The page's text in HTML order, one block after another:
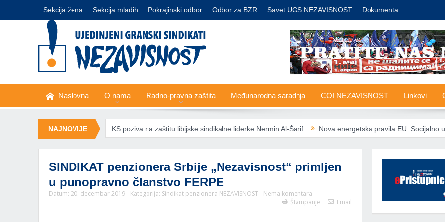
Sekcija žena Sekcija mladih Pokrajinski odbor Odbor za BZR Savet UGS NEZAVISNOST Dokumenta
Naslovna O nama Radno-pravna zaštita Međunarodna saradnja COI NEZAVISNOST Linkovi
NAJNOVIJE
minimalnu korpu MKS poziva na zaštitu libijske sindikalne liderke Nermin Al-Šarif Nova energetska pravila EU: Socijalno
SINDIKAT penzionera Srbije „Nezavisnost“ primljen
u punopravno članstvo FERPE
Datum: 20. decembar 2019 Kategorija: Sindikat penzionera NEZAVISNOST
Nema komentara
Štampanje
Email